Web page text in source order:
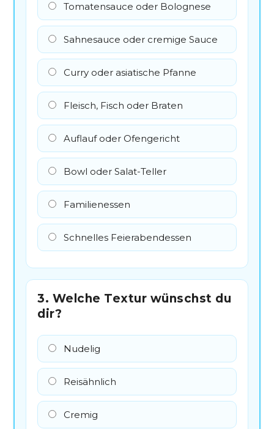
Tomatensauce oder Bolognese
Sahnesauce oder cremige Sauce
Curry oder asiatische Pfanne
Fleisch, Fisch oder Braten
Auflauf oder Ofengericht
Bowl oder Salat-Teller
Familienessen
Schnelles Feierabendessen
3. Welche Textur wünschst du
dir?
Nudelig
Reisähnlich
Cremig